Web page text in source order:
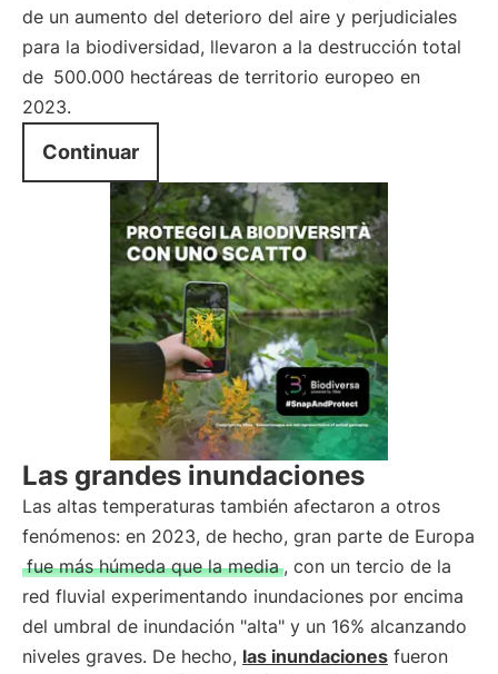
de un aumento del deterioro del aire y perjudiciales
para la biodiversidad, llevaron a la destrucción total
de 500.000 hectáreas de territorio europeo en
2023.
Continuar
Las grandes inundaciones
Las altas temperaturas también afectaron a otros
fenómenos: en 2023, de hecho, gran parte de Europa
fue más húmeda que la media , con un tercio de la
red fluvial experimentando inundaciones por encima
del umbral de inundación "alta" y un 16% alcanzando
niveles graves. De hecho, las inundaciones fueron